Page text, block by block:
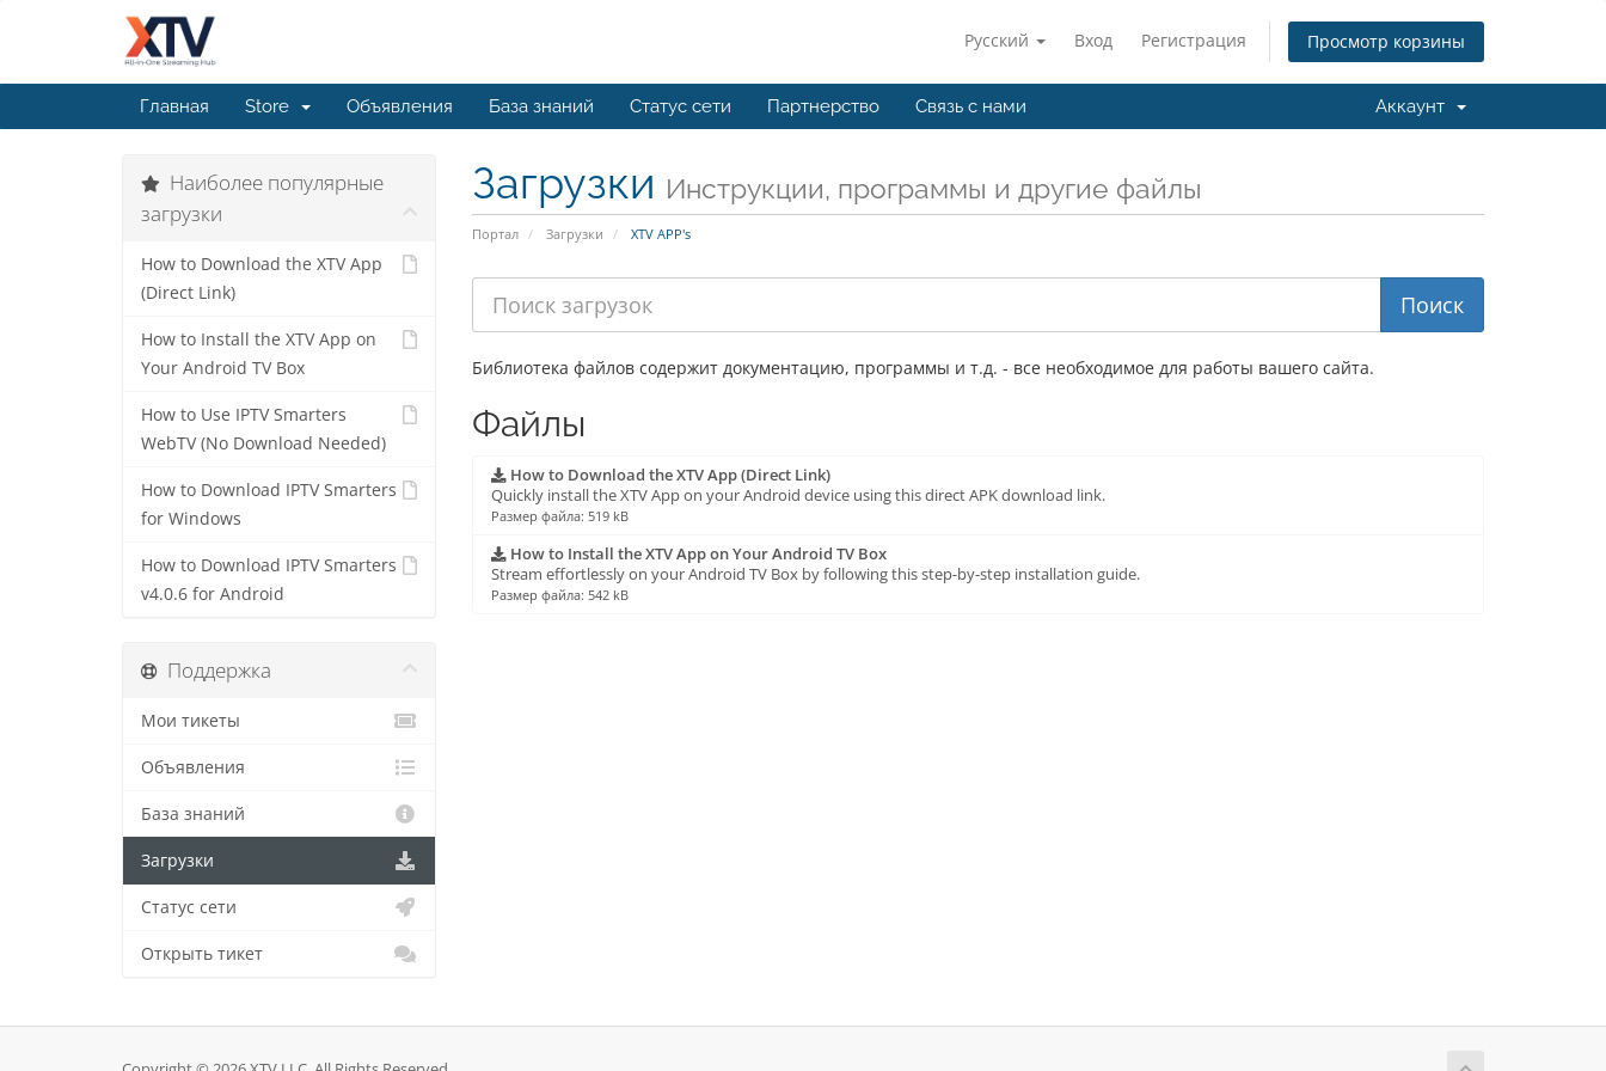
Русский Вход Регистрация Просмотр корзины
Главная Store Объявления База знаний Статус сети Партнерство Связь с нами Аккаунт
Загрузки Инструкции, программы и другие файлы
Портал Загрузки XTV APP's
Библиотека файлов содержит документацию, программы и т.д. - все необходимое для работы вашего сайта.
Файлы
How to Download the XTV App (Direct Link)
Quickly install the XTV App on your Android device using this direct APK download link.
Размер файла: 519 kB
How to Install the XTV App on Your Android TV Box
Stream effortlessly on your Android TV Box by following this step-by-step installation guide.
Размер файла: 542 kB
Наиболее популярные
загрузки
How to Download the XTV App
(Direct Link)
How to Install the XTV App on
Your Android TV Box
How to Use IPTV Smarters
WebTV (No Download Needed)
How to Download IPTV Smarters
for Windows
How to Download IPTV Smarters
v4.0.6 for Android
Поддержка
Мои тикеты
Объявления
База знаний
Загрузки
Статус сети
Открыть тикет